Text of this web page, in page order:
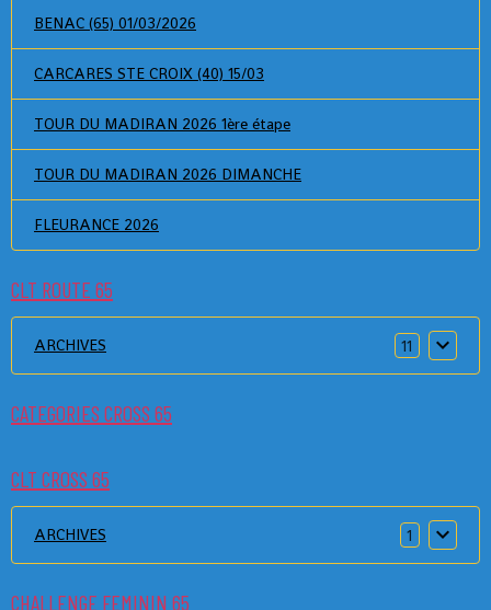
BENAC (65) 01/03/2026
CARCARES STE CROIX (40) 15/03
TOUR DU MADIRAN 2026 1ère étape
TOUR DU MADIRAN 2026 DIMANCHE
FLEURANCE 2026
CLT ROUTE 65
ARCHIVES 11
CATEGORIES CROSS 65
CLT CROSS 65
ARCHIVES 1
CHALLENGE FEMININ 65